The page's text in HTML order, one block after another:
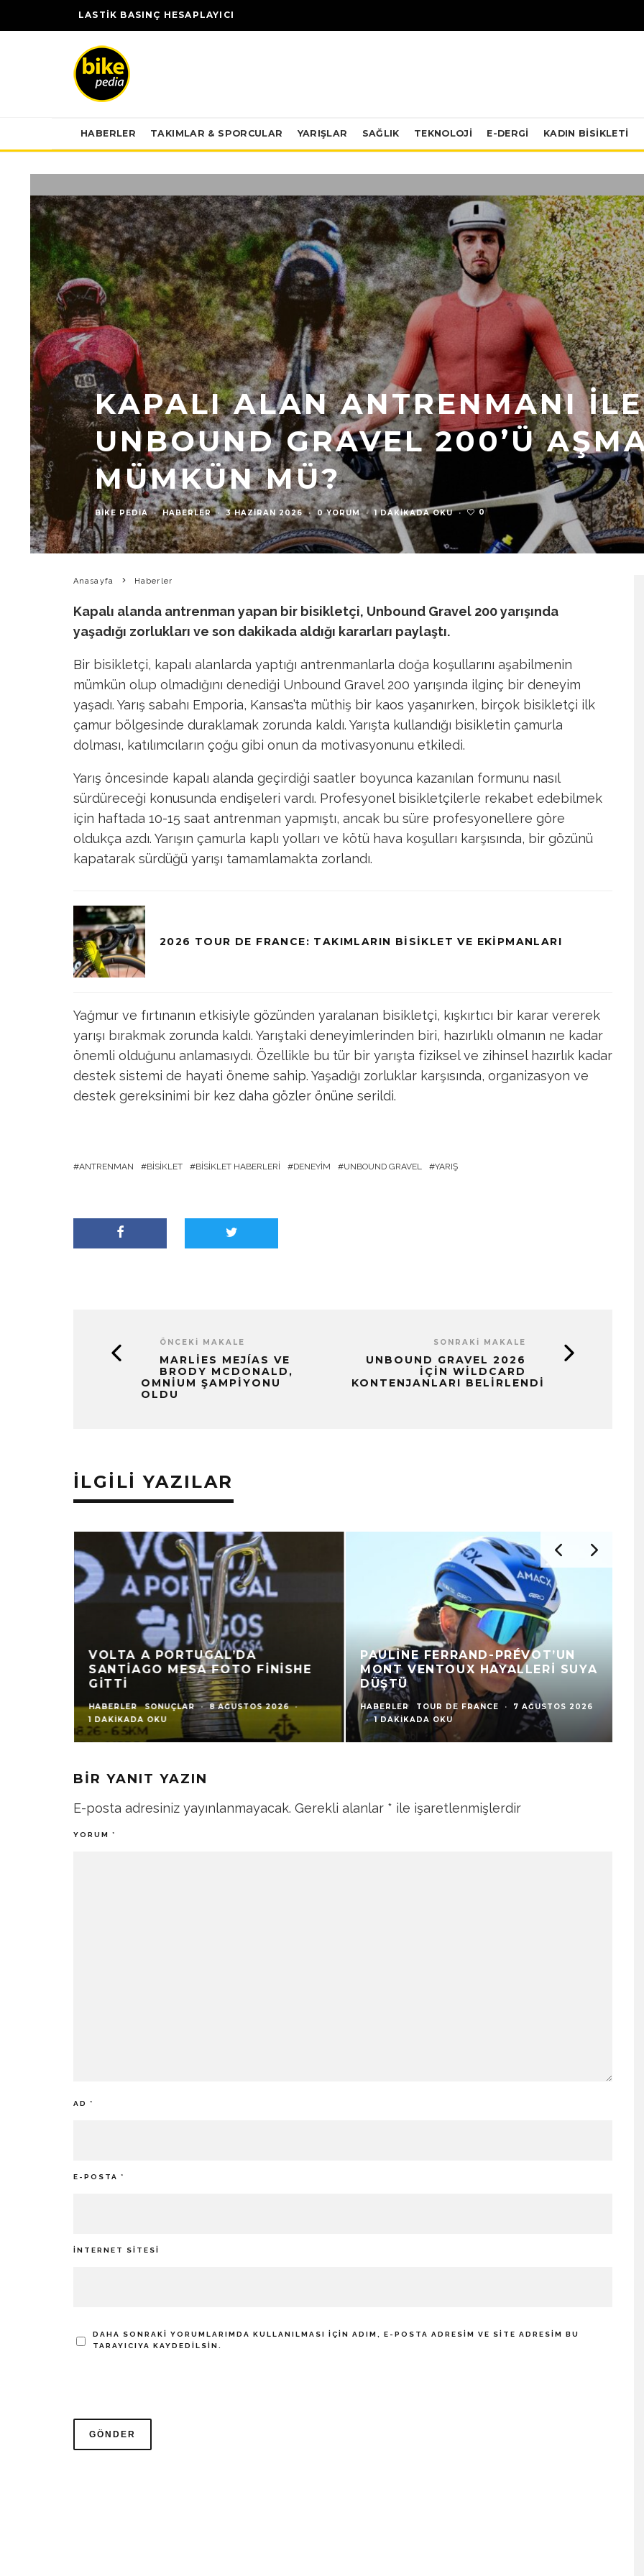
LASTİK BASINÇ HESAPLAYICI
HABERLER TAKIMLAR & SPORCULAR YARIŞLAR SAĞLIK TEKNOLOJI E-DERGİ KADIN BISIKLETI
KAPALI ALAN ANTRENMANI ILE
UNBOUND GRAVEL 200’Ü
MÜMKÜN MÜ?
BIKE PEDIA · HABERLER · 3 HAZIRAN 2026 · 0 YORUM · 1 DAKIKADA OKU · 0
Anasayfa Haberler
Kapalı alanda antrenman yapan bir bisikletçi, Unbound Gravel 200 yarışında
yaşadığı zorlukları ve son dakikada aldığı kararları paylaştı.
Bir bisikletçi, kapalı alanlarda yaptığı antrenmanlarla doğa koşullarını aşabilmenin
mümkün olup olmadığını denediği Unbound Gravel 200 yarışında ilginç bir deneyim
yaşadı. Yarış sabahı Emporia, Kansas’ta müthiş bir kaos yaşanırken, birçok bisikletçi ilk
çamur bölgesinde duraklamak zorunda kaldı. Yarışta kullandığı bisikletin çamurla
dolması, katılımcıların çoğu gibi onun da motivasyonunu etkiledi.
Yarış öncesinde kapalı alanda geçirdiği saatler boyunca kazanılan formunu nasıl
sürdüreceği konusunda endişeleri vardı. Profesyonel bisikletçilerle rekabet edebilmek
için haftada 10-15 saat antrenman yapmıştı, ancak bu süre profesyonellere göre
oldukça azdı. Yarışın çamurla kaplı yolları ve kötü hava koşulları karşısında, bir gözünü
kapatarak sürdüğü yarışı tamamlamakta zorlandı.
2026 TOUR DE FRANCE: TAKIMLARIN BISIKLET VE EKIPMANLARI
Yağmur ve fırtınanın etkisiyle gözünden yaralanan bisikletçi, kışkırtıcı bir karar vererek
yarışı bırakmak zorunda kaldı. Yarıştaki deneyimlerinden biri, hazırlıklı olmanın ne kadar
önemli olduğunu anlamasıydı. Özellikle bu tür bir yarışta fiziksel ve zihinsel hazırlık kadar
destek sistemi de hayati öneme sahip. Yaşadığı zorluklar karşısında, organizasyon ve
destek gereksinimi bir kez daha gözler önüne serildi.
ANTRENMAN BISIKLET BISIKLET HABERLERI DENEYIM UNBOUND GRAVEL YARIŞ
ÖNCEKI MAKALE
MARLIES MEJÍAS VE
BRODY MCDONALD,
OMNIUM ŞAMPIYONU
OLDU
SONRAKI MAKALE
UNBOUND GRAVEL 2026
İÇIN WILDCARD
KONTENJANLARI BELIRLENDI
İLGILI YAZILAR
VOLTA A PORTUGAL’DA
SANTIAGO MESA FOTO FINISHE
GITTI
HABERLER SONUÇLAR · 8 AĞUSTOS 2026
·
1 DAKIKADA OKU
PAULINE FERRAND-PRÉVOT’UN
MONT VENTOUX HAYALLERI SUYA
DÜŞTÜ
HABERLER TOUR DE FRANCE ·
7 AĞUSTOS 2026
·
1 DAKIKADA OKU
BIR YANIT YAZIN
E-posta adresiniz yayınlanmayacak. Gerekli alanlar * ile işaretlenmişlerdir
YORUM *
AD *
E-POSTA *
İNTERNET SITESI
DAHA SONRAKI YORUMLARIMDA KULLANILMASI IÇIN ADIM, E-POSTA ADRESIM VE SITE ADRESIM BU
TARAYICIYA KAYDEDILSIN.